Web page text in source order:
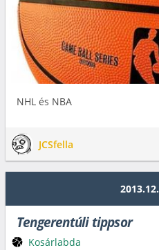
NHL és NBA
JCSfella
2013.12.
Tengerentúli tippsor
Kosárlabda